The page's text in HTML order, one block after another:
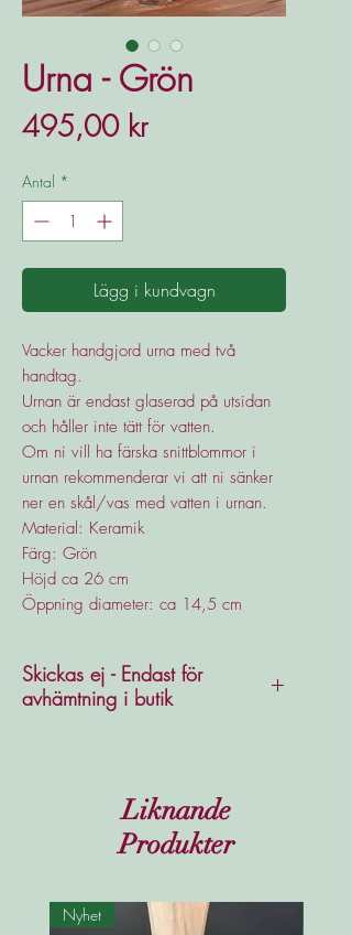
Urna - Grön
495,00 krPris
Antal *
Lägg i kundvagn
Vacker handgjord urna med två
handtag.
Urnan är endast glaserad på utsidan
och håller inte tätt för vatten.
Om ni vill ha färska snittblommor i
urnan rekommenderar vi att ni sänker
ner en skål/vas med vatten i urnan.
Material: Keramik
Färg: Grön
Höjd ca 26 cm
Öppning diameter: ca 14,5 cm
Skickas ej - Endast för
avhämtning i butik
Liknande
Produkter
Nyhet